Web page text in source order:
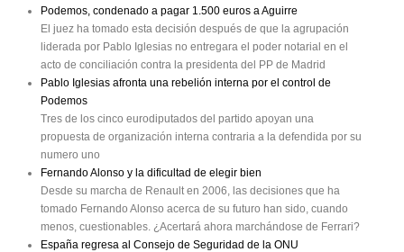
Podemos, condenado a pagar 1.500 euros a Aguirre
El juez ha tomado esta decisión después de que la agrupación
liderada por Pablo Iglesias no entregara el poder notarial en el
acto de conciliación contra la presidenta del PP de Madrid
Pablo Iglesias afronta una rebelión interna por el control de
Podemos
Tres de los cinco eurodiputados del partido apoyan una
propuesta de organización interna contraria a la defendida por su
numero uno
Fernando Alonso y la dificultad de elegir bien
Desde su marcha de Renault en 2006, las decisiones que ha
tomado Fernando Alonso acerca de su futuro han sido, cuando
menos, cuestionables. ¿Acertará ahora marchándose de Ferrari?
España regresa al Consejo de Seguridad de la ONU